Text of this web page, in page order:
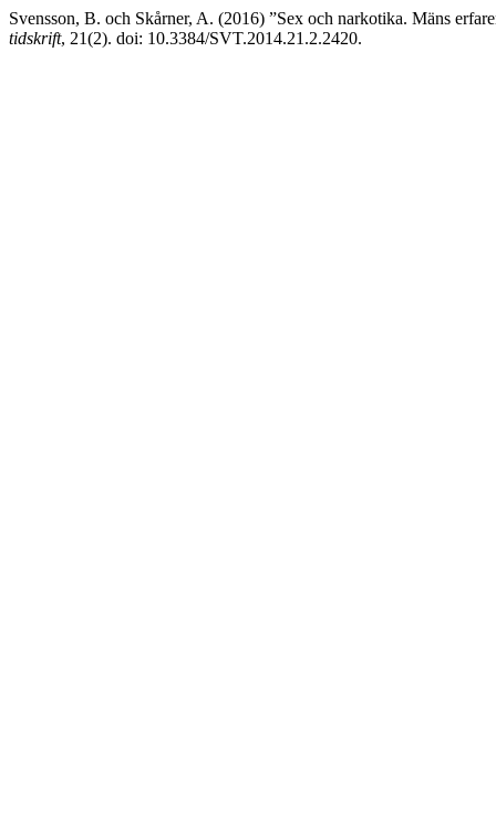
Svensson, B. och Skårner, A. (2016) ”Sex och narkotika. Mäns
tidskrift, 21(2). doi: 10.3384/SVT.2014.21.2.2420.